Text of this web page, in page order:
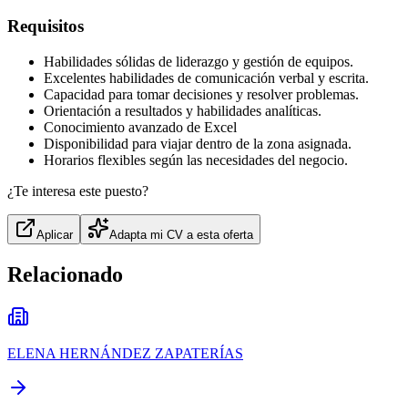
Requisitos
Habilidades sólidas de liderazgo y gestión de equipos.
Excelentes habilidades de comunicación verbal y escrita.
Capacidad para tomar decisiones y resolver problemas.
Orientación a resultados y habilidades analíticas.
Conocimiento avanzado de Excel
Disponibilidad para viajar dentro de la zona asignada.
Horarios flexibles según las necesidades del negocio.
¿Te interesa este puesto?
Aplicar Adapta mi CV a esta oferta
Relacionado
ELENA HERNÁNDEZ ZAPATERÍAS